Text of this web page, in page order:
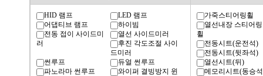
HID 램프
LED 램프
어댑티브 램프
하이빔
전동 접이 사이드미
러
열선 사이드미러
후진 각도조절 사이
드미러
썬루프
듀얼 썬루프
파노라마 썬루프
와이퍼 결빙방지 윈
가죽스티어링휠
열선내장 스티어링
휠
전동시트(운전석)
전동시트(뒷좌석)
열선시트(뒤)
메모리시트(동승